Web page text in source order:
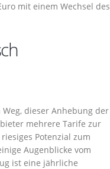
mit einem Wechsel des
dieser Anhebung der
mehrere Tarife zur
Potenzial zum
Augenblicke vom
ist eine jährliche